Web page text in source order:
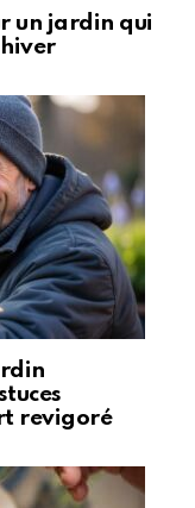
un jardin qui
revigoré